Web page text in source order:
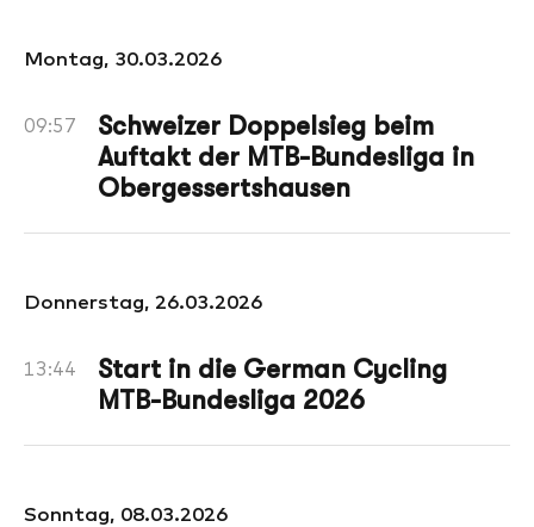
Montag, 30.03.2026
09:57
Schweizer Doppelsieg beim
Auftakt der MTB-Bundesliga in
Obergessertshausen
Donnerstag, 26.03.2026
13:44
Start in die German Cycling
MTB-Bundesliga 2026
Sonntag, 08.03.2026